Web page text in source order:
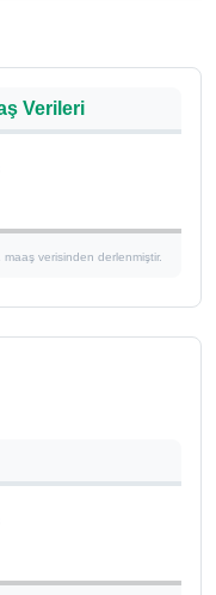
Verileri
verisinden derlenmiştir.